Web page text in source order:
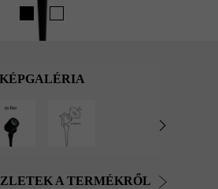
KÉPGALÉRIA
A TERMÉKRŐL